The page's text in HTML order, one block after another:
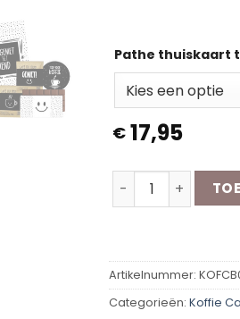
Pathe thuiskaart
€ 17,95
Koffie
Artikelnummer:
Categorieën: Koffie